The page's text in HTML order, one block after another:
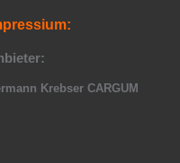
Krebser CARGUM